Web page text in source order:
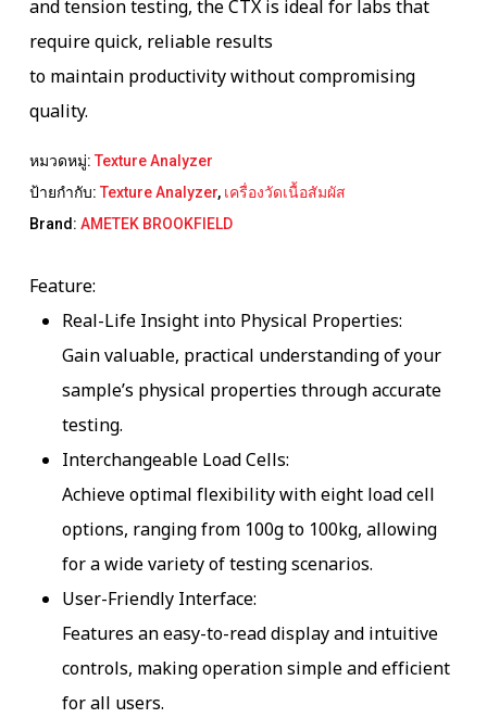
and tension testing, the CTX is ideal for labs that
require quick, reliable results
to maintainproductivity without compromising
quality.
หมวดหมู่: Texture Analyzer
ป้ายกำกับ: Texture Analyzer, เครื่องวัดเนื้อสัมผัส
Brand: AMETEK BROOKFIELD
Feature:
Real-Life Insight into Physical Properties:
Gain valuable, practical understanding of your
sample’s physical properties through accurate
testing.
Interchangeable Load Cells:
Achieve optimal flexibility with eight load cell
options, ranging from 100g to 100kg, allowing
for a wide variety of testing scenarios.
User-Friendly Interface:
Features an easy-to-read display and intuitive
controls, making operation simple and efficient
for all users.